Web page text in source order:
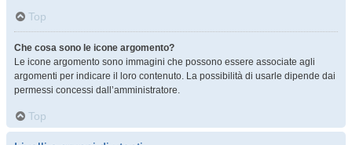
Top
Che cosa sono le icone argomento?
Le icone argomento sono immagini che possono essere associate agli
argomenti per indicare il loro contenuto. La possibilità di usarle dipende dai
permessi concessi dall’amministratore.
Top